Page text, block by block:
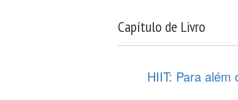
Capítulo de Livro
HIIT: Para além